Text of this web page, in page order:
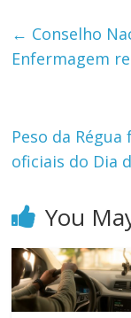
← Conselho
Enfermagem
Peso da
oficiais do Dia
You